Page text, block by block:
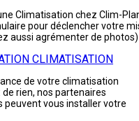
Climatisation chez Clim-
pour déclencher votre
aussi agrémenter de photos)
CLIMATISATION
de votre climatisation
rien, nos partenaires
peuvent vous installer votre